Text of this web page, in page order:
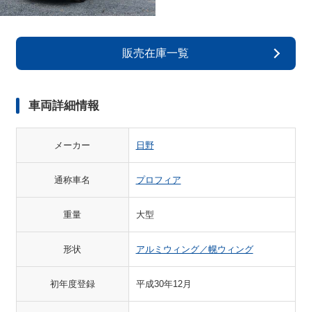
販売在庫一覧
車両詳細情報
メーカー 日野
通称車名 プロフィア
重量 大型
形状 アルミウィング／幌ウィング
初年度登録 平成30年12月